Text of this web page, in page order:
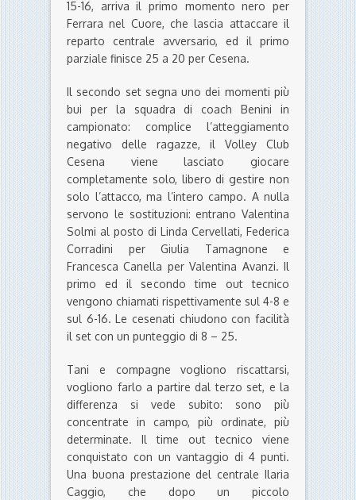
15-16, arriva il primo momento nero per
Ferrara nel Cuore, che lascia attaccare il
reparto centrale avversario, ed il primo
parziale finisce 25 a 20 per Cesena.
Il secondo set segna uno dei momenti più
bui per la squadra di coach Benini in
campionato: complice l’atteggiamento
negativo delle ragazze, il Volley Club
Cesena viene lasciato giocare
completamente solo, libero di gestire non
solo l’attacco, ma l’intero campo. A nulla
servono le sostituzioni: entrano Valentina
Solmi al posto di Linda Cervellati, Federica
Corradini per Giulia Tamagnone e
Francesca Canella per Valentina Avanzi. Il
primo ed il secondo time out tecnico
vengono chiamati rispettivamente sul 4-8 e
sul 6-16. Le cesenati chiudono con facilità
il set con un punteggio di 8 – 25.
Tani e compagne vogliono riscattarsi,
vogliono farlo a partire dal terzo set, e la
differenza si vede subito: sono più
concentrate in campo, più ordinate, più
determinate. Il time out tecnico viene
conquistato con un vantaggio di 4 punti.
Una buona prestazione del centrale Ilaria
Caggio, che dopo un piccolo